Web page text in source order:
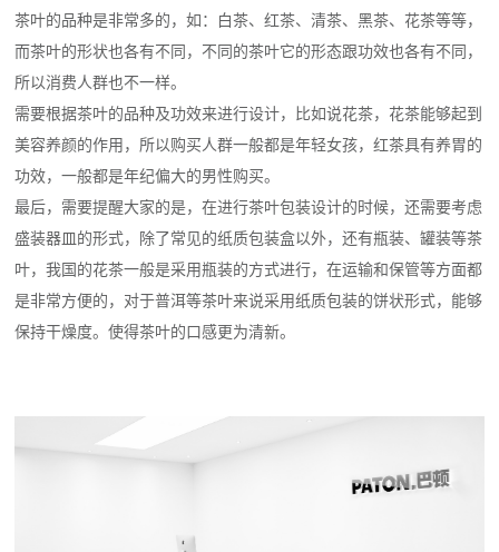
茶叶的品种是非常多的，如：白茶、红茶、清茶、黑茶、花茶等等，
而茶叶的形状也各有不同，不同的茶叶它的形态跟功效也各有不同，
所以消费人群也不一样。
需要根据茶叶的品种及功效来进行设计，比如说花茶，花茶能够起到
美容养颜的作用，所以购买人群一般都是年轻女孩，红茶具有养胃的
功效，一般都是年纪偏大的男性购买。
最后，需要提醒大家的是，在进行茶叶包装设计的时候，还需要考虑
盛装器皿的形式，除了常见的纸质包装盒以外，还有瓶装、罐装等茶
叶，我国的花茶一般是采用瓶装的方式进行，在运输和保管等方面都
是非常方便的，对于普洱等茶叶来说采用纸质包装的饼状形式，能够
保持干燥度。使得茶叶的口感更为清新。